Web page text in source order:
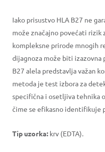
Iako prisustvo HLA B27 ne
može značajno povećati rizik
kompleksne prirode mnogih
dijagnoza može biti
B27 alela predstavlja važan
metoda je test izbora za
specifična i osetljiva tehnika
čime se efikasno identifikuje
Tip uzorka: krv (EDTA).